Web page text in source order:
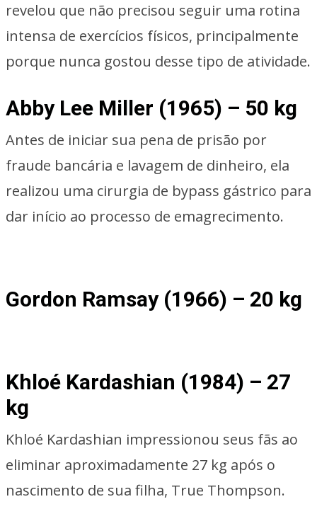
revelou que não precisou seguir uma rotina
intensa de exercícios físicos, principalmente
porque nunca gostou desse tipo de atividade.
Abby Lee Miller (1965) – 50 kg
Antes de iniciar sua pena de prisão por
fraude bancária e lavagem de dinheiro, ela
realizou uma cirurgia de bypass gástrico para
dar início ao processo de emagrecimento.
Gordon Ramsay (1966) – 20 kg
Khloé Kardashian (1984) – 27
kg
Khloé Kardashian impressionou seus fãs ao
eliminar aproximadamente 27 kg após o
nascimento de sua filha, True Thompson.